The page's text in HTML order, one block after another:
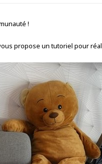
!
propose un tutoriel pour